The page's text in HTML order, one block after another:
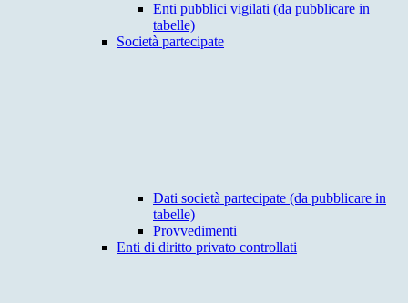
Enti pubblici vigilati (da pubblicare in
tabelle)
Società partecipate
Dati società partecipate (da pubblicare in
tabelle)
Provvedimenti
Enti di diritto privato controllati